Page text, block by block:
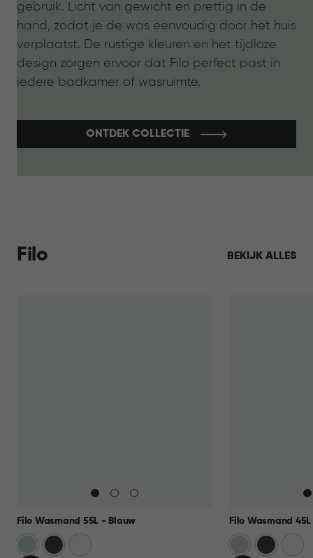
gebruik. Licht van gewicht en prettig in de
hand, zodat je de was eenvoudig door het huis
verplaatst. De rustige kleuren en het tijdloze
design zorgen ervoor dat Filo perfect past in
iedere badkamer of wasruimte.
ONTDEK COLLECTIE
Filo BEKIJK ALLES
Filo Wasmand 55L - Blauw
BlauwAntraciet
Filo Wasmand
BlauwAntraciet